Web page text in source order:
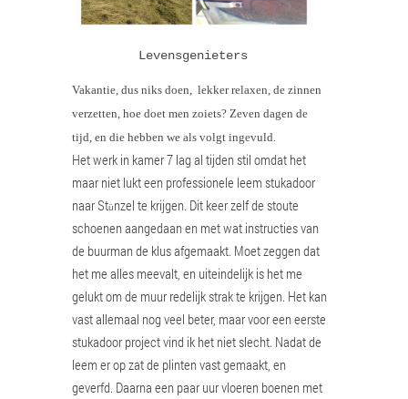
Levensgenieters
Vakantie, dus niks doen, lekker relaxen, de zinnen
verzetten, hoe doet men zoiets? Zeven dagen de
tijd, en die hebben we als volgt ingevuld.
Het werk in kamer 7 lag al tijden stil omdat het
maar niet lukt een professionele leem stukadoor
naar Stünzel te krijgen. Dit keer zelf de stoute
schoenen aangedaan en met wat instructies van
de buurman de klus afgemaakt. Moet zeggen dat
het me alles meevalt, en uiteindelijk is het me
gelukt om de muur redelijk strak te krijgen. Het kan
vast allemaal nog veel beter, maar voor een eerste
stukadoor project vind ik het niet slecht. Nadat de
leem er op zat de plinten vast gemaakt, en
geverfd. Daarna een paar uur vloeren boenen met